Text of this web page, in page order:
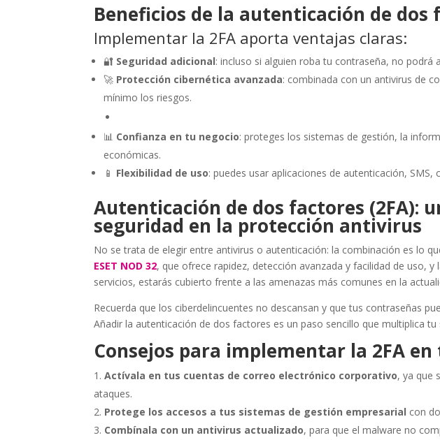
Beneficios de la autenticación de dos
Implementar la 2FA aporta ventajas claras:
🔐 Seguridad adicional: incluso si alguien roba tu contraseña, no podrá
🚀 Protección cibernética avanzada: combinada con un antivirus de
mínimo los riesgos.
📊 Confianza en tu negocio: proteges los sistemas de gestión, la
económicas.
📱 Flexibilidad de uso: puedes usar aplicaciones de autenticación,
Autenticación de dos factores (2FA):
seguridad en la protección antivirus
No se trata de elegir entre antivirus o autenticación: la combinación es lo
ESET NOD 32, que ofrece rapidez, detección avanzada y facilidad de uso, y
servicios, estarás cubierto frente a las amenazas más comunes en la
Recuerda que los ciberdelincuentes no descansan y que tus contraseñas
Añadir la autenticación de dos factores es un paso sencillo que multiplica tu
Consejos para implementar la 2FA
Actívala en tus cuentas de correo electrónico corporativo, ya que
ataques.
Protege los accesos a tus sistemas de gestión empresarial con
Combínala con un antivirus actualizado, para que el malware no